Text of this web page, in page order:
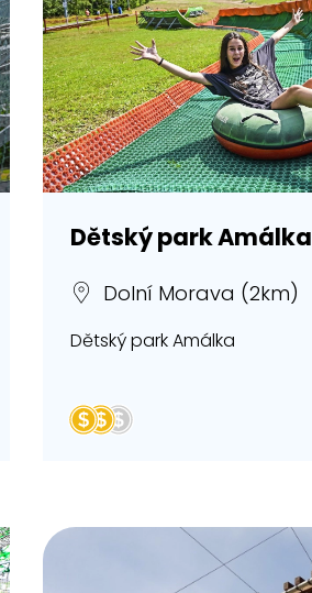
Dětský park Amálka
Dolní Morava (2km)
Dětský park Amálka